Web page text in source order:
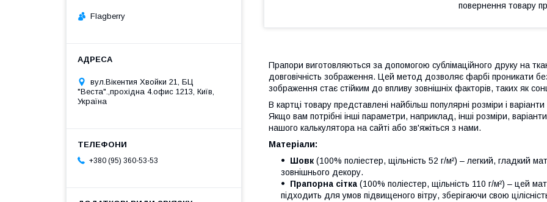
повернення товару
Прапори виготовляються за допомогою сублімаційного друку на
довговічність зображення. Цей метод дозволяє фарбі проникати
зображення стає стійким до впливу зовнішніх факторів, таких як
В картці товару представлені найбільш популярні розміри і
Якщо вам потрібні інші параметри, наприклад, інші розміри,
нашого калькулятора на сайті або зв'яжіться з нами.
Матеріали:
Шовк (100% поліестер, щільність 52 г/м²) – легкий, гладкий
зовнішнього декору.
Прапорна сітка (100% поліестер, щільність 110 г/м²) – цей
підходить для умов підвищеного вітру, зберігаючи свою
Flagberry
вул.Вікентия Хвойки 21, БЦ
"Веста".,прохідна 4.офис 1213, Київ,
Україна
+380 (95) 360-53-53